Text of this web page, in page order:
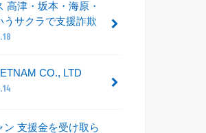
高津・坂本・海原・
うサクラで支援詐欺
CO., LTD
ン 支援金を受け取ら